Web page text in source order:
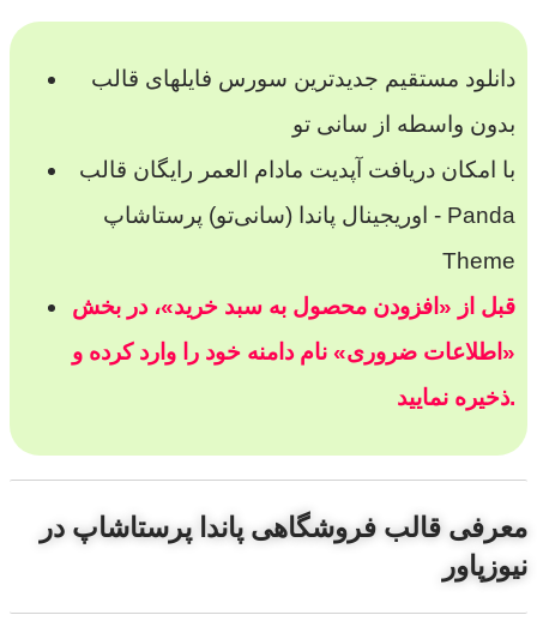
دانلود مستقیم جدیدترین سورس فایلهای قالب
بدون واسطه از سانی تو
با امکان دریافت آپدیت مادام العمر رایگان قالب
اوریجینال پاندا (سانی‌تو) پرستاشاپ - Panda
Theme
قبل از «افزودن محصول به سبد خرید»، در بخش
«اطلاعات ضروری» نام دامنه خود را وارد کرده و
ذخیره نمایید.
معرفی قالب فروشگاهی پاندا پرستاشاپ در
نیوزپاور